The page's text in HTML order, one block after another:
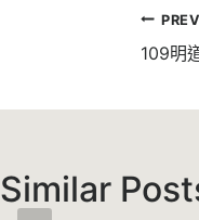
文
章
導
109明
Similar